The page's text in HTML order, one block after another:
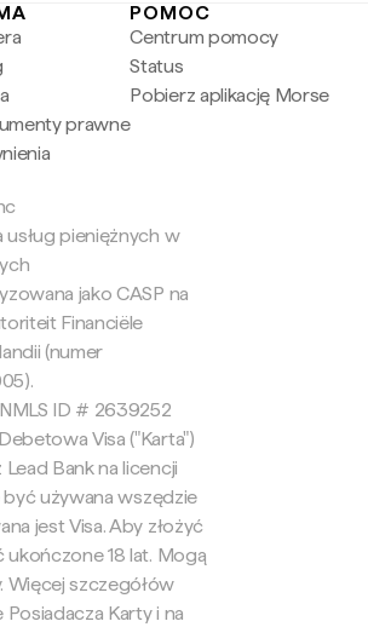
prawne
POMOC
Centrum pomocy
Status
Pobierz aplikację Morse
pieniężnych w
jako CASP na
Financiële
(numer
ID # 2639252
Visa ("Karta")
Bank na licencji
być używana wszędzie
jest Visa. Aby złożyć
ukończone 18 lat. Mogą
Więcej szczegółów
Karty i na